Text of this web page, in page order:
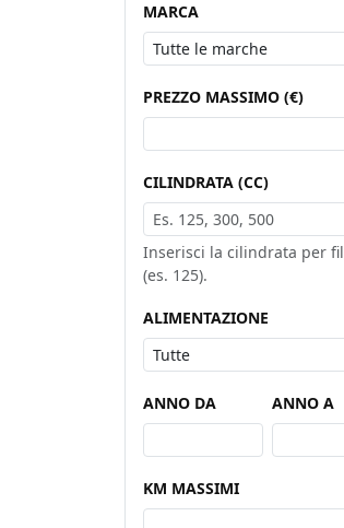
MARCA
PREZZO MASSIMO (€)
CILINDRATA (CC)
Inserisci la cilindrata per
(es. 125).
ALIMENTAZIONE
ANNO DA ANNO A
KM MASSIMI